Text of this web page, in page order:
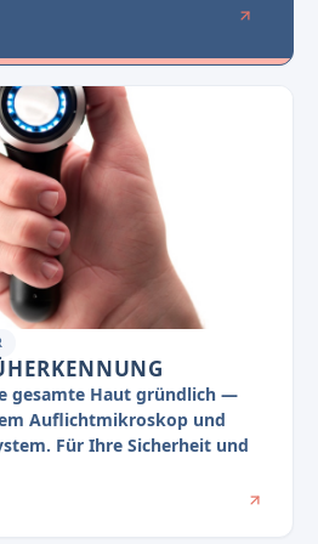
gesamte Haut gründlich —
Auflichtmikroskop und
Für Ihre Sicherheit und